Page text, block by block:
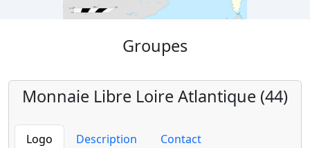
Groupes
Monnaie Libre Loire Atlantique (44)
Logo Description Contact